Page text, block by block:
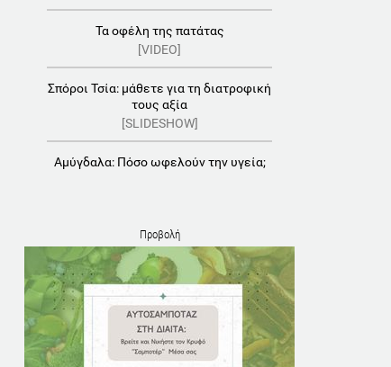
Τα οφέλη της πατάτας
[VIDEO]
Σπόροι Τσία: μάθετε για τη διατροφική
τους αξία
[SLIDESHOW]
Αμύγδαλα: Πόσο ωφελούν την υγεία;
Προβολή